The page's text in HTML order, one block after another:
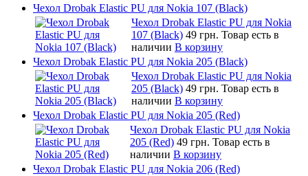
Чехол Drobak Elastic PU для Nokia 107 (Black)
Чехол Drobak Elastic PU для Nokia
107 (Black) 49 грн. Товар есть в
наличии В корзину
Чехол Drobak Elastic PU для Nokia 205 (Black)
Чехол Drobak Elastic PU для Nokia
205 (Black) 49 грн. Товар есть в
наличии В корзину
Чехол Drobak Elastic PU для Nokia 205 (Red)
Чехол Drobak Elastic PU для Nokia
205 (Red) 49 грн. Товар есть в
наличии В корзину
Чехол Drobak Elastic PU для Nokia 206 (Red)